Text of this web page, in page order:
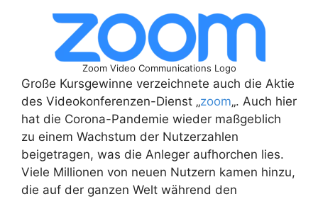
Zoom Video Communications Logo
Große Kursgewinne verzeichnete auch die Aktie
des Videokonferenzen-Dienst „zoom„. Auch hier
hat die Corona-Pandemie wieder maßgeblich
zu einem Wachstum der Nutzerzahlen
beigetragen, was die Anleger aufhorchen lies.
Viele Millionen von neuen Nutzern kamen hinzu,
die auf der ganzen Welt während den